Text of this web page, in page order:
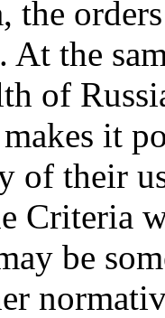
the
At the
of
it
of their
Criteria
be